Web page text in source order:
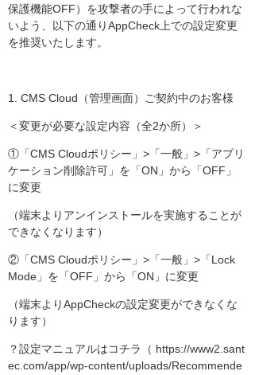
保護機能OFF）を攻撃者の手によって行われな
いよう、以下の通りAppCheck上での設定変更
を推奨いたします。
1. CMS Cloud（管理画面）ご契約中のお客様
＜変更が必要な設定内容（全2か所）＞
①「CMS Cloudポリシー」>「一般」>「アプリ
ケーション削除許可」を「ON」から「OFF」
に変更
（端末よりアンインストールを実施することが
できなくなります）
②「CMS Cloudポリシー」>「一般」>「Lock
Mode」を「OFF」から「ON」に変更
（端末よりAppCheckの設定変更ができなくな
ります）
？設定マニュアルはコチラ（ https://www2.sant
ec.com/app/wp-content/uploads/Recommende